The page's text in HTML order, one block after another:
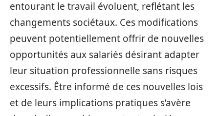
entourant le travail évoluent, reflétant les
changements sociétaux. Ces modifications
peuvent potentiellement offrir de nouvelles
opportunités aux salariés désirant adapter
leur situation professionnelle sans risques
excessifs. Être informé de ces nouvelles lois
et de leurs implications pratiques s’avère